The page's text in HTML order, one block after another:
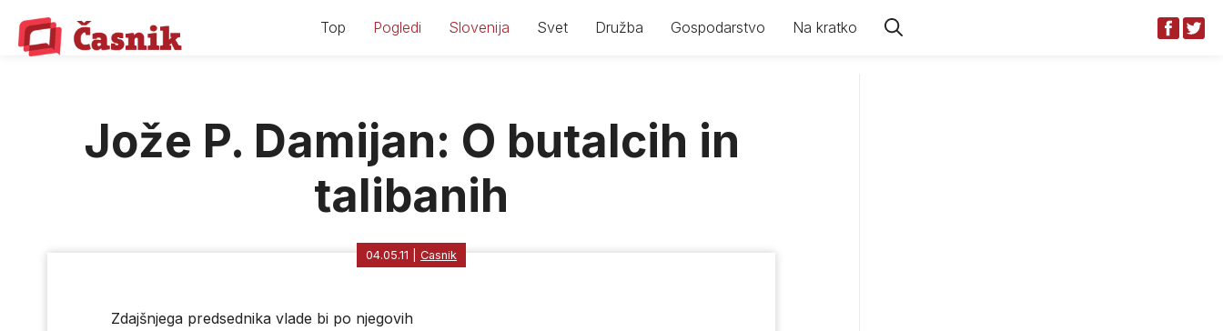
content
Top Pogledi Slovenija Svet Družba Gospodarstvo Na kratko
Jože P. Damijan: O butalcih in
talibanih
04.05.11 Casnik
Zdajšnjega predsednika vlade bi po njegovih